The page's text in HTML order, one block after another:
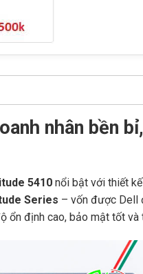
nhân bền
5410nổi bật với thiết kế
Series – vốn được Dell
ổn định cao, bảo mật tốt và